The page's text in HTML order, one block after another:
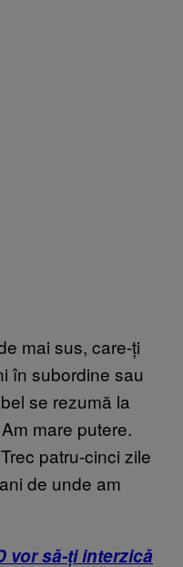
mai sus, care-ți
în subordine sau
se rezumă la
mare putere.
patru-cinci zile
de unde am
vor să-ți interzică